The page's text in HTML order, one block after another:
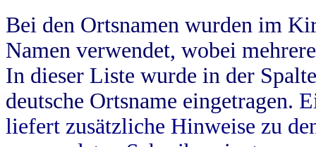
Bei den Ortsnamen wurden im
Namen verwendet, wobei
In dieser Liste wurde in der
deutsche Ortsname eingetragen.
liefert zusätzliche Hinweise zu